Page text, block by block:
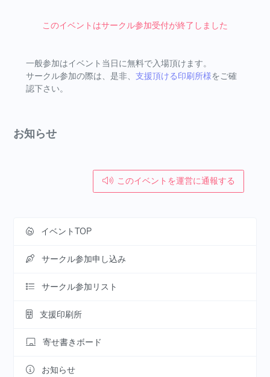
このイベントはサークル参加受付が終了しました
一般参加はイベント当日に無料で入場頂けます。
サークル参加の際は、是非、 支援頂ける印刷所様をご確
認下さい。
お知らせ
このイベントを運営に通報する
イベントTOP
サークル参加申し込み
サークル参加リスト
支援印刷所
寄せ書きボード
お知らせ